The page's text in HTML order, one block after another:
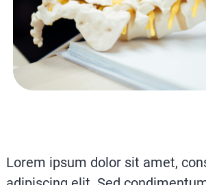
Lorem ipsum dolor sit amet,